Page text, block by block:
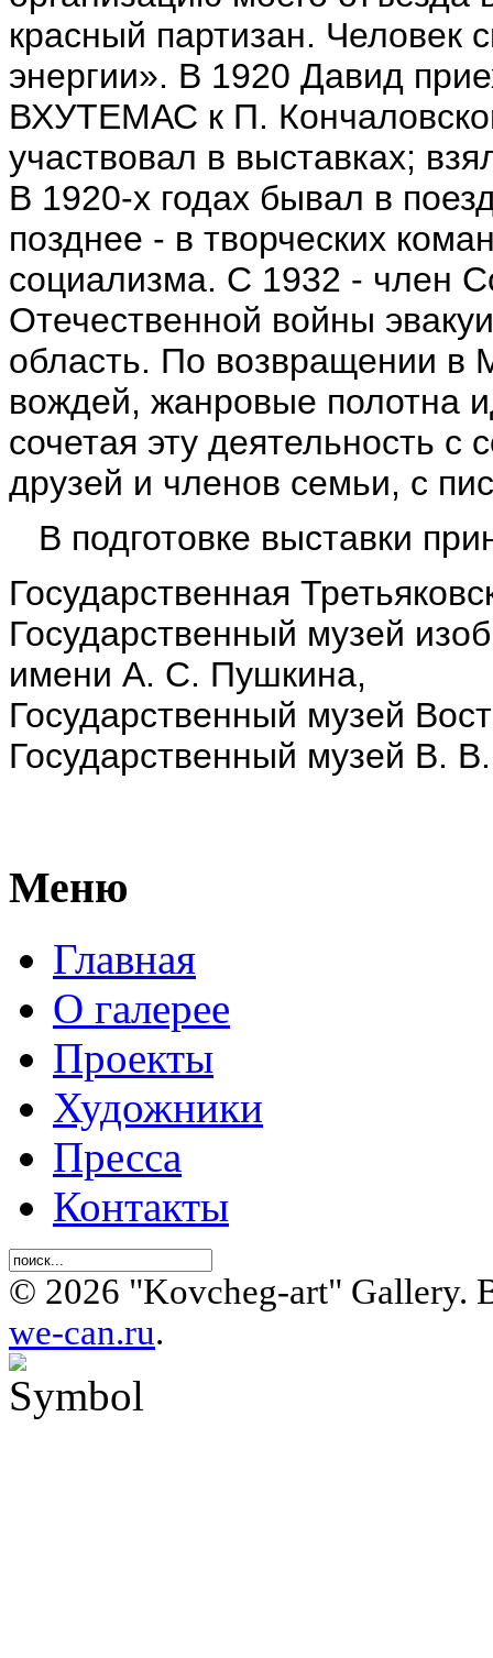
красный партизан.
энергии». В 1920 Давид
ВХУТЕМАС к П.
участвовал в выставках;
В 1920-х годах бывал в
позднее - в творческих
социализма. С 1932 - член
Отечественной войны
область. По возвращении в
вождей, жанровые полотна
сочетая эту деятельность
друзей и членов семьи, с
В подготовке выставки
Государственная
Государственный музей
имени А. С. Пушкина,
Государственный музей
Государственный музей В.
Меню
Главная
О галерее
Проекты
Художники
Пресса
Контакты
© 2026 "Kovcheg-art" Gallery.
we-can.ru.